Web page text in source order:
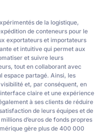
de la logistique,
de conteneurs pour le
exportateurs et importateurs
et intuitive qui permet aux
et suivre leurs
tout en collaborant avec
espace partagé. Ainsi, les
et, par conséquent, en
claire et une expérience
à ses clients de réduire
de leurs équipes et de
d’euros de fonds propres
gère plus de 400 000